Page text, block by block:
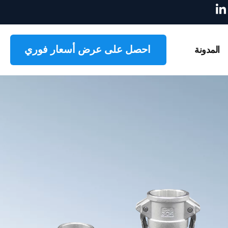
أ
ي
ق
ن
ل
المدونة احصل على عرض أسعار فوري